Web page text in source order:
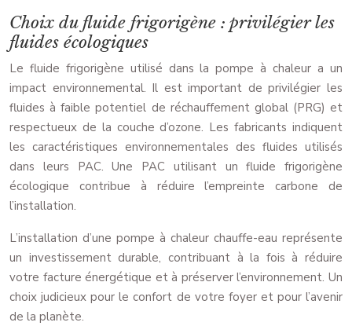
Choix du fluide frigorigène : privilégier les
fluides écologiques
Le fluide frigorigène utilisé dans la pompe à chaleur a un
impact environnemental. Il est important de privilégier les
fluides à faible potentiel de réchauffement global (PRG) et
respectueux de la couche d’ozone. Les fabricants indiquent
les caractéristiques environnementales des fluides utilisés
dans leurs PAC. Une PAC utilisant un fluide frigorigène
écologique contribue à réduire l’empreinte carbone de
l’installation.
L’installation d’une pompe à chaleur chauffe-eau représente
un investissement durable, contribuant à la fois à réduire
votre facture énergétique et à préserver l’environnement. Un
choix judicieux pour le confort de votre foyer et pour l’avenir
de la planète.